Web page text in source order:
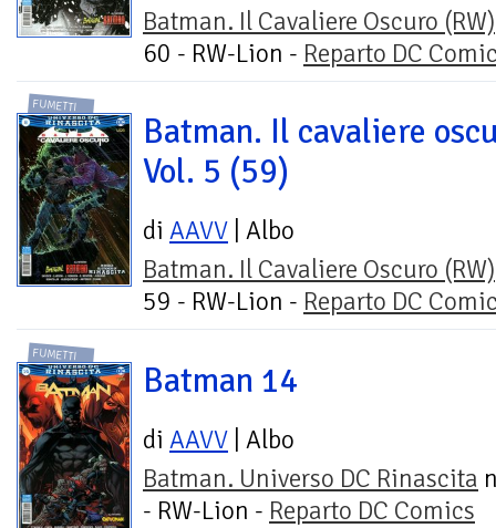
Batman. Il Cavaliere Oscuro (RW)
60 - RW-Lion - Reparto DC
FUMETTI
Batman. Il cavaliere
Vol. 5 (59)
di AAVV | Albo
Batman. Il Cavaliere Oscuro (RW)
59 - RW-Lion - Reparto DC
FUMETTI
Batman 14
di AAVV | Albo
Batman. Universo DC Rinascita
- RW-Lion - Reparto DC Comics